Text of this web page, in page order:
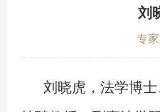
刘
专
刘晓虎，法学博